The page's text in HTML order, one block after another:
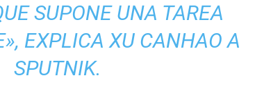
SUPONE UNA TAREA
EXPLICA XU CANHAO A
SPUTNIK.